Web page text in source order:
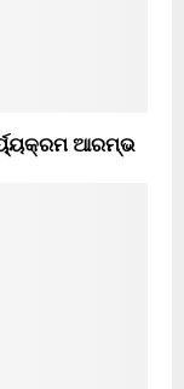
ଆରମ୍ଭ